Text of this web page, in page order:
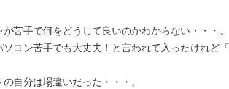
苦手で何をどうして良いのかわからない・・・。
コン苦手でも大丈夫！と言われて入ったけれど
自分は場違いだった・・・。